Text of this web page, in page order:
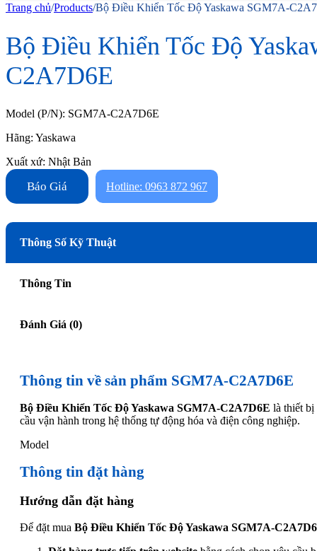
Trang chủ/Products/Bộ Điều Khiển Tốc Độ Yaskawa SGM7A-
Bộ Điều Khiển Tốc Độ
C2A7D6E
Model (P/N): SGM7A-C2A7D6E
Hãng: Yaskawa
Xuất xứ: Nhật Bản
Báo Giá Hotline: 0963 872 967
Thông Số Kỹ Thuật
Thông Tin
Đánh Giá (0)
Thông tin về sản phẩm SGM7A-C2A7D6E
Bộ Điều Khiển Tốc Độ Yaskawa SGM7A-C2A7D6E là thiết
cầu vận hành trong hệ thống tự động hóa và điện công nghiệp.
Model
Thông tin đặt hàng
Hướng dẫn đặt hàng
Để đặt mua Bộ Điều Khiển Tốc Độ Yaskawa SGM7A-